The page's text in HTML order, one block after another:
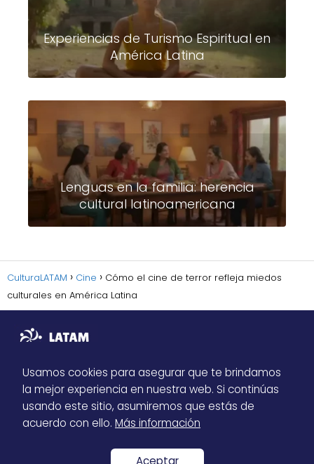
Experiencias de Turismo Espiritual en
América Latina
Lenguas en la familia: herencia
cultural latinoamericana
CulturaLATAM Cine
Cómo el cine de terror refleja miedos
culturales en América Latina
Sitemap
Política de Privacidad
Usamos cookies para asegurar que te brindamos
la mejor experiencia en nuestra web. Si continúas
usando este sitio, asumiremos que estás de
acuerdo con ello. Más información
Aceptar